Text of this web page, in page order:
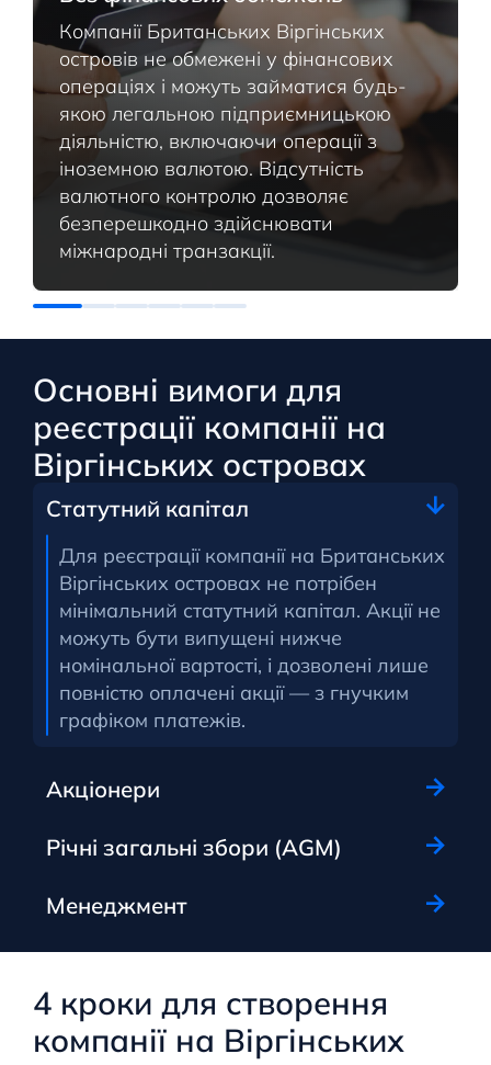
Компанії Британських Віргінських
островів не обмежені у фінансових
операціях і можуть займатися будь-
якою легальною підприємницькою
діяльністю, включаючи операції з
іноземною валютою. Відсутність
валютного контролю дозволяє
безперешкодно здійснювати
міжнародні транзакції.
Основні вимоги для
реєстрації компанії на
Віргінських островах
Статутний капітал
Для реєстрації компанії на Британських
Віргінських островах не потрібен
мінімальний статутний капітал. Акції не
можуть бути випущені нижче
номінальної вартості, і дозволені лише
повністю оплачені акції — з гнучким
графіком платежів.
Акціонери
Річні загальні збори (AGM)
Менеджмент
4 кроки для створення
компанії на Віргінських